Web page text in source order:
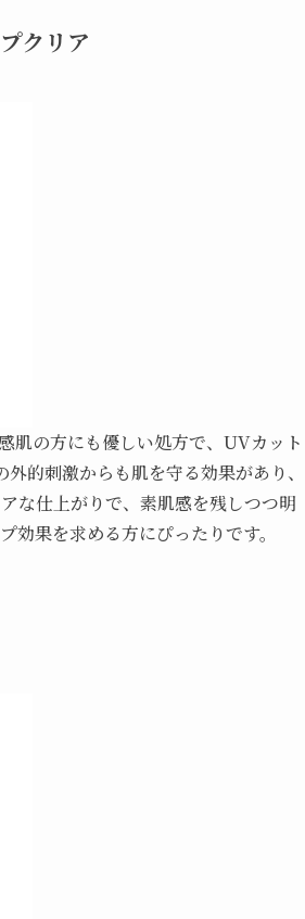
クリア
肌の方にも優しい処方で、UVカット
的刺激からも肌を守る効果があり、
な仕上がりで、素肌感を残しつつ明
果を求める方にぴったりです。